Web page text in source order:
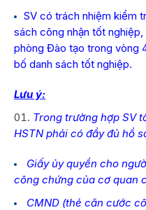
SV có trách nhiệm kiểm
sách công nhận tốt
phòng Đào tạo trong vòng
bố danh sách tốt nghiệp.
Lưu ý:
Trong trường hợp SV
HSTN phải có đầy đủ hồ
Giấy ủy quyền cho
công chứng của cơ quan
CMND (thẻ căn cước